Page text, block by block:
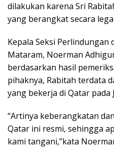
dilakukan karena Sri
yang berangkat secara
Kepala Seksi Perlindungan
Mataram, Noerman
berdasarkan hasil
pihaknya, Rabitah terdata
yang bekerja di Qatar pada
“Artinya keberangkatan
Qatar ini resmi, sehingga
kami tangani,”kata